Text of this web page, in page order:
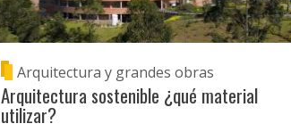
Arquitectura y grandes obras
Arquitectura sostenible ¿qué material
utilizar?